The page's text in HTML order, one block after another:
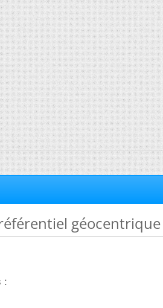
géocentrique
: